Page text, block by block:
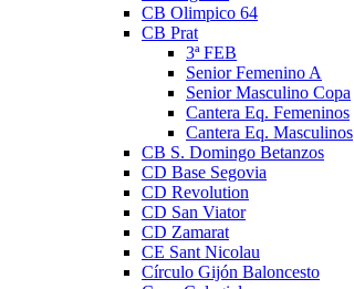
CB Olimpico 64
CB Prat
3ª FEB
Senior Femenino A
Senior Masculino Copa
Cantera Eq. Femeninos
Cantera Eq. Masculinos
CB S. Domingo Betanzos
CD Base Segovia
CD Revolution
CD San Viator
CD Zamarat
CE Sant Nicolau
Círculo Gijón Baloncesto